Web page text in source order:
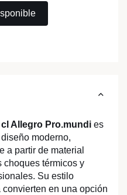
Allegro Pro.mundi es
moderno,
a partir de material
choques térmicos y
Su estilo
en una opción